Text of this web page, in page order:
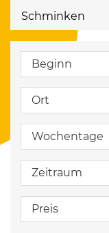
Schminken
Beginn
Ort
Wochentage
Zeitraum
Preis